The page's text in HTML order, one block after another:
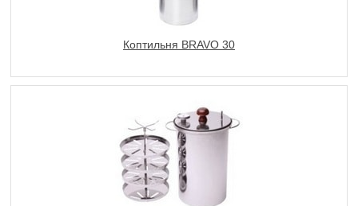
Коптильня BRAVO 30